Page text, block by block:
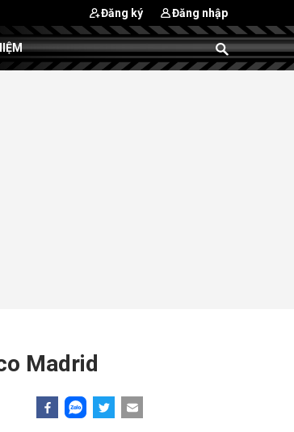
Đăng ký Đăng nhập
Madrid